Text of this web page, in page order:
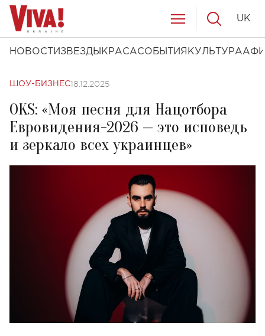
НОВОСТИ ЗВЕЗДЫ КРАСАСОБЫТИЯ КУЛЬТУРА
UK
ШОУ-БИЗНЕС18.12.2025
OKS: «Моя песня для Нацотбора
Евровидения-2026 — это исповедь
и зеркало всех украинцев»